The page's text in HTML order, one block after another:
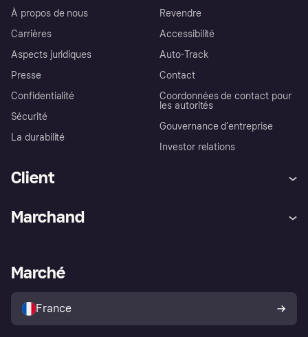
À propos de nous
Carrières
Aspects juridiques
Presse
Confidentialité
Sécurité
La durabilité
Revendre
Accessibilité
Auto-Track
Contact
Coordonnées de contact pour
les autorités
Gouvernance d’entreprise
Investor relations
Client
Explorez les magasins
Politique de protection de
l’acheteur Klarna
Marchand
Portail Marchand
Marché
France